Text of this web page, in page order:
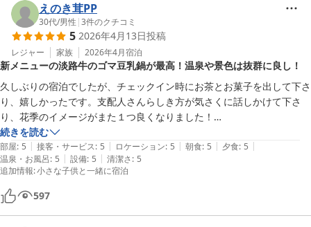
えのき茸PP
30代/男性 |3件のクチコミ
5 2026年4月13日投稿
レジャー 家族 2026年4月宿泊
新メニューの淡路牛のゴマ豆乳鍋が最高！温泉や景色は抜群に良し！
久しぶりの宿泊でしたが、チェックイン時にお茶とお菓子を出して下さ
り、嬉しかったです。支配人さんらしき方が気さくに話しかけて下さ
り、花季のイメージがまた１つ良くなりました！
ニューアワジのグループホテル巡りが好きなのですが、花季が一番コン
パクトで好きです！
新メニューの淡路牛ゴマ豆乳鍋も
最高に美味しかったです！
数日前にグループホテルのプラザ淡路島にも泊まったのですが、夕飯の
続きを読む
部屋: 5 | 接客・サービス: 5 | ロケーション: 5 | 朝食: 5 | 夕食: 5 |
温泉・お風呂: 5 | 設備: 5 | 清潔さ: 5
追加情報:小さな子供と一緒に宿泊
597